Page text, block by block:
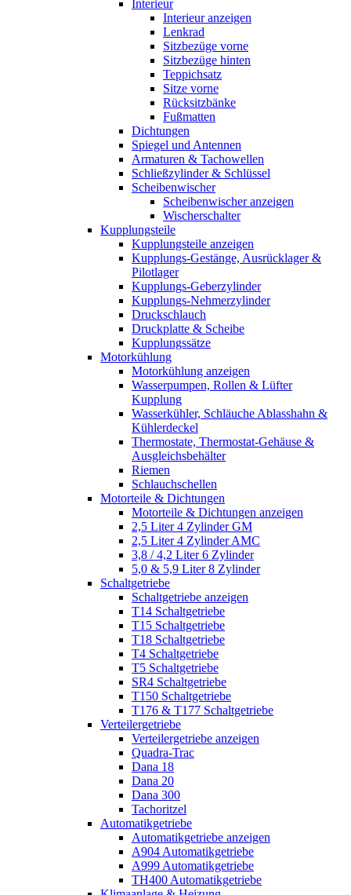
Interieur
Interieur anzeigen
Lenkrad
Sitzbezüge vorne
Sitzbezüge hinten
Teppichsatz
Sitze vorne
Rücksitzbänke
Fußmatten
Dichtungen
Spiegel und Antennen
Armaturen & Tachowellen
Schließzylinder & Schlüssel
Scheibenwischer
Scheibenwischer anzeigen
Wischerschalter
Kupplungsteile
Kupplungsteile anzeigen
Kupplungs-Gestänge, Ausrücklager &
Pilotlager
Kupplungs-Geberzylinder
Kupplungs-Nehmerzylinder
Druckschlauch
Druckplatte & Scheibe
Kupplungssätze
Motorkühlung
Motorkühlung anzeigen
Wasserpumpen, Rollen & Lüfter
Kupplung
Wasserkühler, Schläuche Ablasshahn &
Kühlerdeckel
Thermostate, Thermostat-Gehäuse &
Ausgleichsbehälter
Riemen
Schlauchschellen
Motorteile & Dichtungen
Motorteile & Dichtungen anzeigen
2,5 Liter 4 Zylinder GM
2,5 Liter 4 Zylinder AMC
3,8 / 4,2 Liter 6 Zylinder
5,0 & 5,9 Liter 8 Zylinder
Schaltgetriebe
Schaltgetriebe anzeigen
T14 Schaltgetriebe
T15 Schaltgetriebe
T18 Schaltgetriebe
T4 Schaltgetriebe
T5 Schaltgetriebe
SR4 Schaltgetriebe
T150 Schaltgetriebe
T176 & T177 Schaltgetriebe
Verteilergetriebe
Verteilergetriebe anzeigen
Quadra-Trac
Dana 18
Dana 20
Dana 300
Tachoritzel
Automatikgetriebe
Automatikgetriebe anzeigen
A904 Automatikgetriebe
A999 Automatikgetriebe
TH400 Automatikgetriebe